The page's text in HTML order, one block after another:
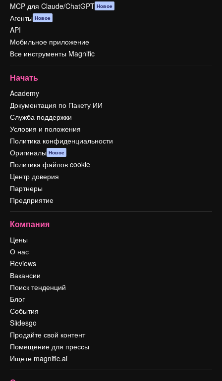
MCP для Claude/ChatGPT Новое
Агенты Новое
API
Мобильное приложение
Все инструменты Magnific
Начать
Academy
Документация по Пакету ИИ
Служба поддержки
Условия и положения
Политика конфиденциальности
Оригиналы Новое
Политика файлов cookie
Центр доверия
Партнеры
Предприятие
Компания
Цены
О нас
Reviews
Вакансии
Поиск тенденций
Блог
События
Slidesgo
Продайте свой контент
Помещение для прессы
Ищете magnific.ai